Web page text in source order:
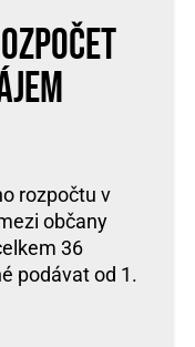
rozpočtu v
občany
36
podávat od 1.